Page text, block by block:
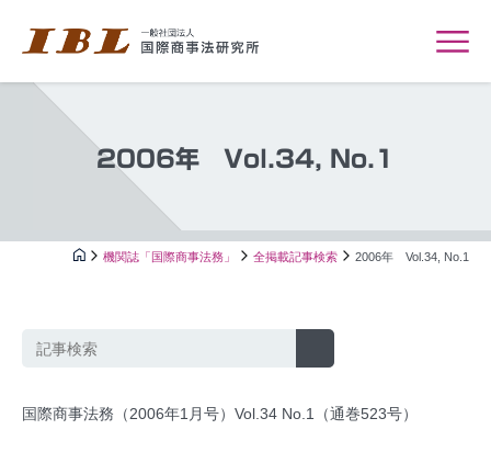
2006年 Vol.34, No.1
機関誌「国際商事法務」 全掲載記事検索 2006年 Vol.34, No.1
国際商事法務（2006年1月号）Vol.34 No.1（通巻523号）